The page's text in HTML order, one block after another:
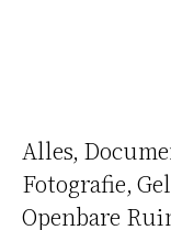
Alles
Fotografie
Openbare